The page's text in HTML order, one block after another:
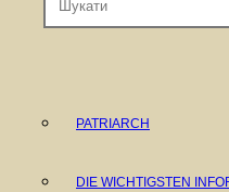
PATRIARCH
DIE WICHTIGSTEN